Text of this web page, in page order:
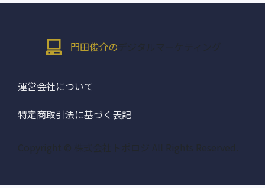
門田俊介の デジタルマーケティング
運営会社について
特定商取引法に基づく表記
Copyright © 株式会社トポロジ All Rights Reserved.